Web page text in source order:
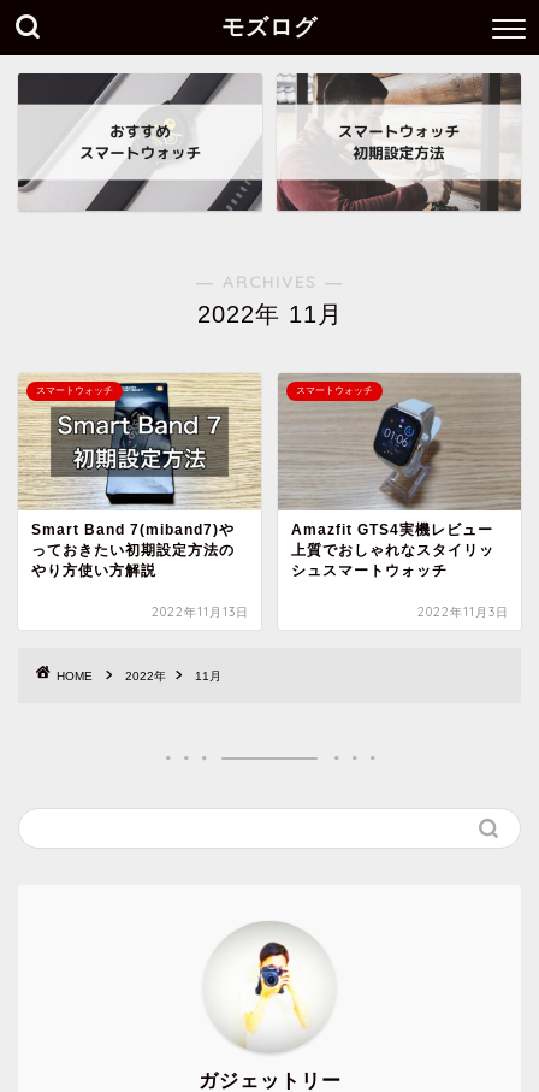
モズログ
― ARCHIVES ―
2022年 11月
スマートウォッチ
Smart Band 7(miband7)や
っておきたい初期設定方法の
やり方使い方解説
2022年11月13日
スマートウォッチ
Amazfit GTS4実機レビュー
上質でおしゃれなスタイリッ
シュスマートウォッチ
2022年11月3日
HOME 2022年 11月
ガジェットリー